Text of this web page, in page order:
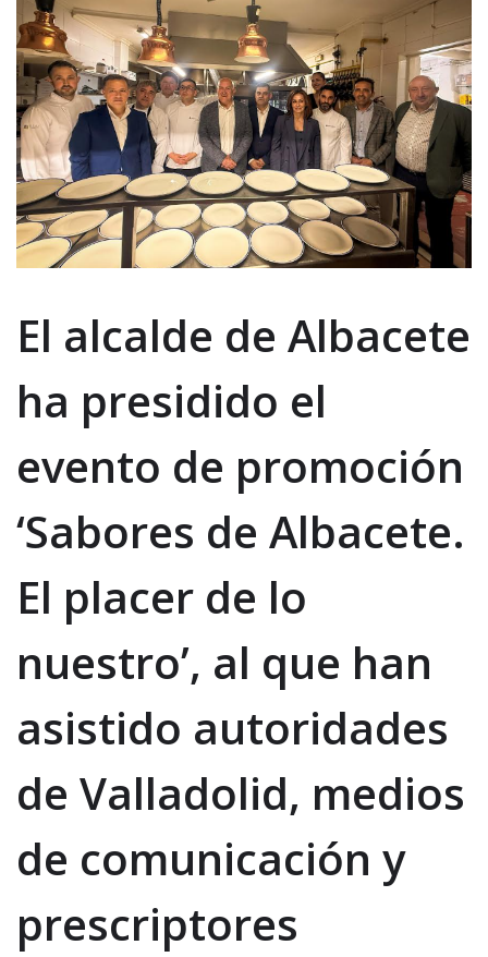
El alcalde de Albacete
ha presidido el
evento de promoción
‘Sabores de Albacete.
El placer de lo
nuestro’, al que han
asistido autoridades
de Valladolid, medios
de comunicación y
prescriptores